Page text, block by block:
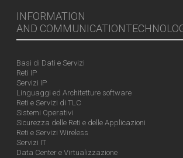
INFORMATION
AND
Basi di Dati e Servizi
Reti IP
Servizi IP
Linguaggi ed Architetture software
Reti e Servizi di TLC
Sistemi Operativi
Sicurezza delle Reti e delle Applicazioni
Reti e Servizi Wireless
Servizi IT
Data Center e Virtualizzazione